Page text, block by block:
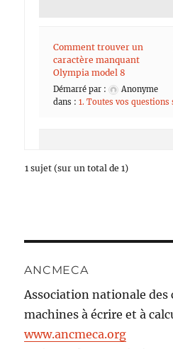
Comment trouver un
caractère manquant
Olympia model 8
Démarré par :
Anonyme
dans :1. Toutes vos questions
1 sujet (sur un total de 1)
ANCMECA
Association nationale des
machines à écrire et à
www.ancmeca.org